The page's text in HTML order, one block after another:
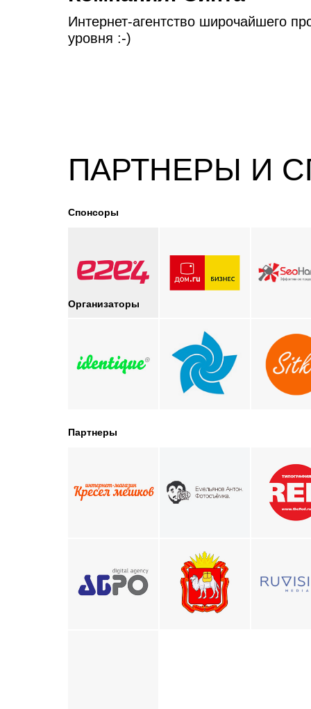
Интернет-агентство широчайшего
уровня :-)
ПАРТНЕРЫ И
Спонсоры
Организаторы
Партнеры